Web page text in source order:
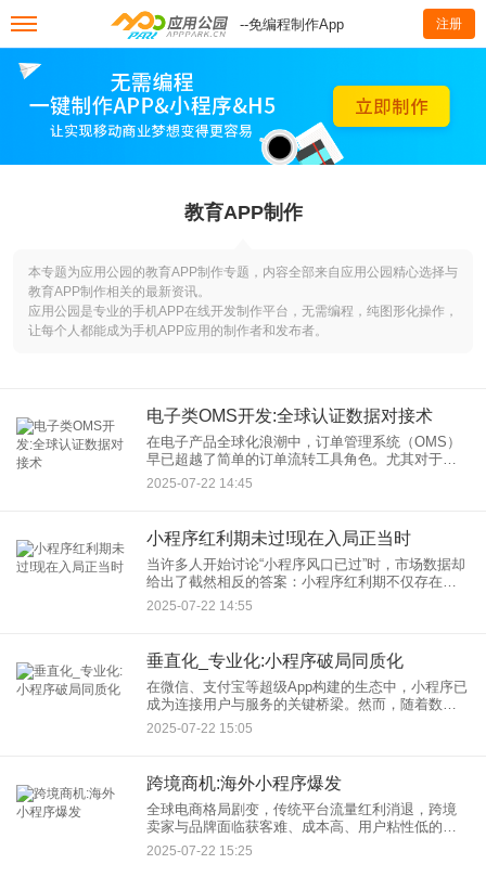
--免编程制作App 注册
教育APP制作
本专题为应用公园的教育APP制作专题，内容全部来自应用公园精心选择与
教育APP制作相关的最新资讯。
应用公园是专业的手机APP在线开发制作平台，无需编程，纯图形化操作，
让每个人都能成为手机APP应用的制作者和发布者。
电子类OMS开发:全球认证数据对接术
在电子产品全球化浪潮中，订单管理系统（OMS）
早已超越了简单的订单流转工具角色。尤其对于电
子行业，能否高效、准确地对接全球纷繁复杂的产
品认证数据，已成为企业国际竞争力的分水岭。电
2025-07-22 14:45
小程序红利期未过!现在入局正当时
当许多人开始讨论“小程序风口已过”时，市场数据却
给出了截然相反的答案：小程序红利期不仅存在，
而且正进入更成熟、价值释放更显著的阶段。对于
敏锐的企业与创业者而言，现在抓住小程序机遇，
2025-07-22 14:55
垂直化_专业化:小程序破局同质化
在微信、支付宝等超级App构建的生态中，小程序已
成为连接用户与服务的关键桥梁。然而，随着数量
激增，“千篇一律”的同质化困境日益凸显。粗放式扩
张时代正在终结，垂直化、专业化正成为小程序高
2025-07-22 15:05
跨境商机:海外小程序爆发
全球电商格局剧变，传统平台流量红利消退，跨境
卖家与品牌面临获客难、成本高、用户粘性低的困
境。如何在激烈竞争中低成本触达精准海外用户？
2025-07-22 15:25